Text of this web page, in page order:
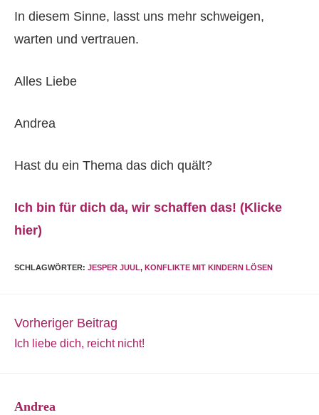
In diesem Sinne, lasst uns mehr schweigen,
warten und vertrauen.
Alles Liebe
Andrea
Hast du ein Thema das dich quält?
Ich bin für dich da, wir schaffen das! (Klicke
hier)
SCHLAGWÖRTER: JESPER JUUL, KONFLIKTE MIT KINDERN LÖSEN
Weitere
Artikel
ansehen
Vorheriger Beitrag
Ich liebe dich, reicht nicht!
Andrea